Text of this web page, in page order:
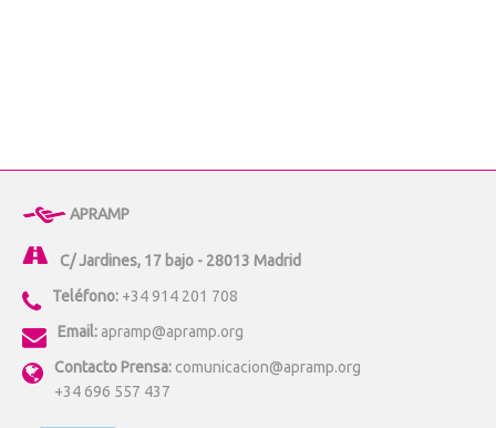
APRAMP
C/ Jardines, 17 bajo - 28013 Madrid
Teléfono: +34 914 201 708
Email: apramp@apramp.org
Contacto Prensa: comunicacion@apramp.org
+34 696 557 437